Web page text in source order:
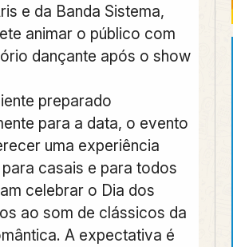
e da Banda Sistema,
animar o público com
dançante após o show
preparado
para a data, o evento
uma experiência
casais e para todos
celebrar o Dia dos
ao som de clássicos da
A expectativa é